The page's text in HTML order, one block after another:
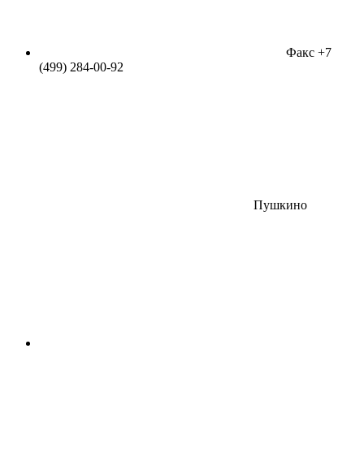
Факс +7
(499) 284-00-92
Пушкино